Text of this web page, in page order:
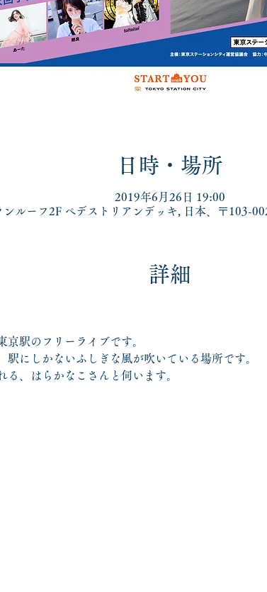
日時・場所
2019年6月26日 19:00
ルーフ2F ペデストリアンデッキ, 日本、〒103-
詳細
駅のフリーライブです。
駅にしかないふしぎな風が吹いている場所です。
る、はらかなこさんと伺います。